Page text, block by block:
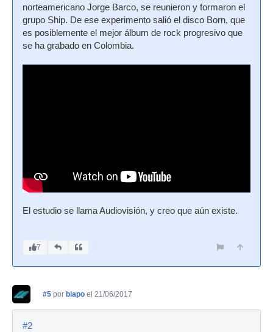
norteamericano Jorge Barco, se reunieron y formaron el
grupo Ship. De ese experimento salió el disco Born, que
es posiblemente el mejor álbum de rock progresivo que
se ha grabado en Colombia.
El estudio se llama Audiovisión, y creo que aún existe.
7
#5 por blapo el 21/06/2017
#2